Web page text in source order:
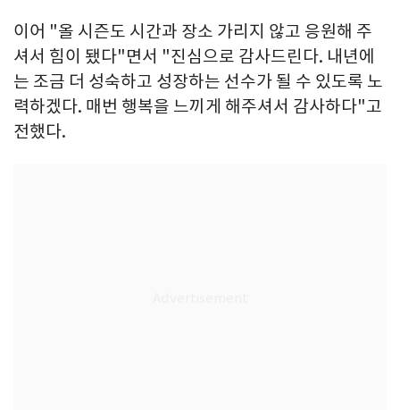
이어 "올 시즌도 시간과 장소 가리지 않고 응원해 주
셔서 힘이 됐다"면서 "진심으로 감사드린다. 내년에
는 조금 더 성숙하고 성장하는 선수가 될 수 있도록 노
력하겠다. 매번 행복을 느끼게 해주셔서 감사하다"고
전했다.